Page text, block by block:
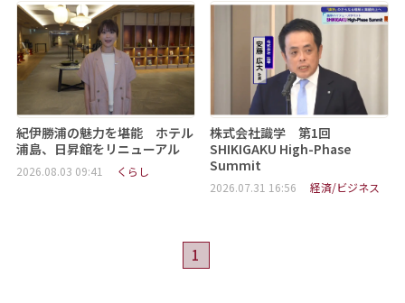
紀伊勝浦の魅力を堪能 ホテル
浦島、日昇館をリニューアル
2026.08.03 09:41 くらし
株式会社識学 第1回
SHIKIGAKU High-Phase
Summit
2026.07.31 16:56 経済/ビジネス
1